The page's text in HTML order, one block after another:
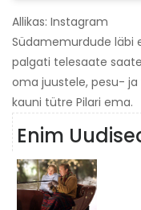
Allikas: Instagram
Südamemurdude läbi
palgati telesaate
oma juustele, pesu- ja
kauni tütre Pilari ema.
Enim